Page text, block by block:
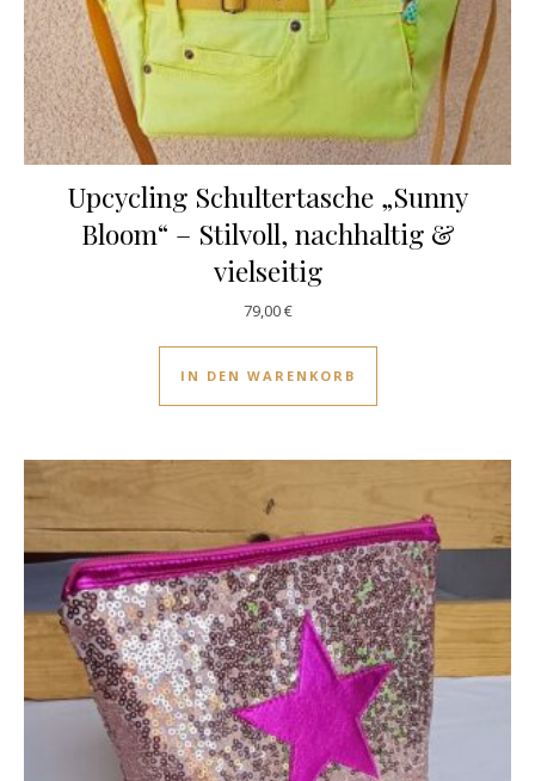
Upcycling Schultertasche „Sunny
Bloom“ – Stilvoll, nachhaltig &
vielseitig
79,00€
IN DEN WARENKORB